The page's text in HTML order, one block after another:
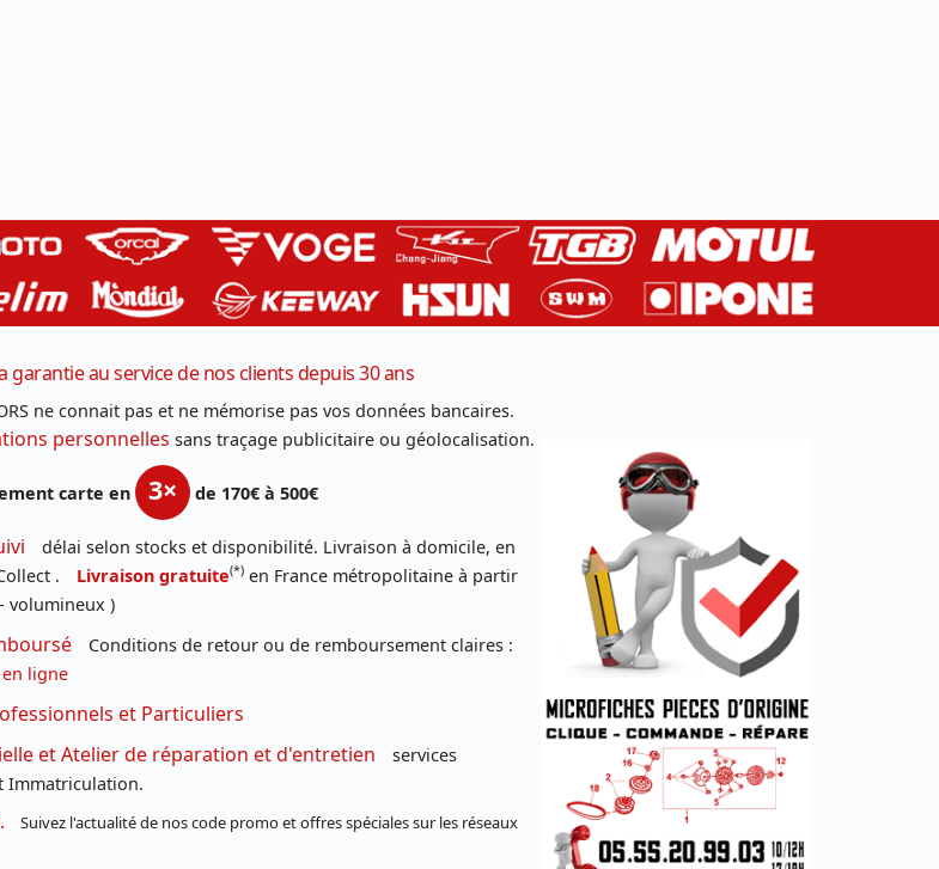
garantie au service de nos clients depuis 30 ans
ne connait pas et ne mémorise pas vos données bancaires.
personnelles sans traçage publicitaire ou géolocalisation.
carte en 3× de 170€ à 500€
délai selon stocks et disponibilité. Livraison à domicile, en
.
Livraison gratuite(*) en France métropolitaine à partir
volumineux )
Conditions de retour ou de remboursement claires :
ligne
et Particuliers
et Atelier de réparation et d'entretien
services
Immatriculation.
Suivez l'actualité de nos code promo et offres spéciales sur les réseaux